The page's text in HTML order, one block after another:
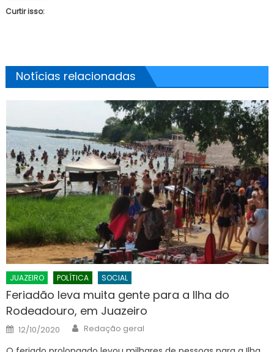
Curtir isso:
Notícias relacionadas
JUAZEIRO POLÍTICA SOCIAL
Feriadão leva muita gente para a Ilha do
Rodeadouro, em Juazeiro
Posted
on
12/10/2020 Author
Redação geral